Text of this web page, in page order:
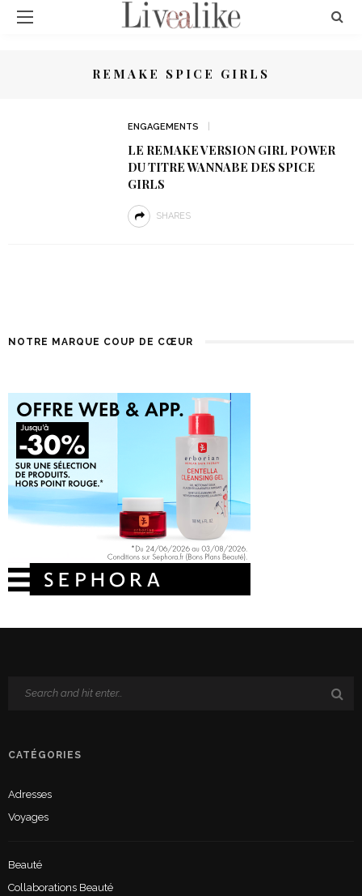
REMAKE SPICE GIRLS
ENGAGEMENTS
LE REMAKE VERSION GIRL POWER
DU TITRE WANNABE DES SPICE
GIRLS
SHARES
NOTRE MARQUE COUP DE CŒUR
CATÉGORIES
Adresses
Voyages
Beauté
Collaborations Beauté